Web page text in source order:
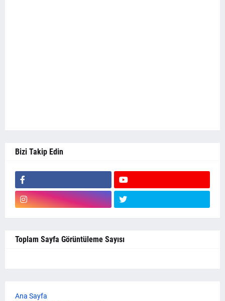
Bizi Takip Edin
Toplam Sayfa Görüntüleme Sayısı
Ana Sayfa